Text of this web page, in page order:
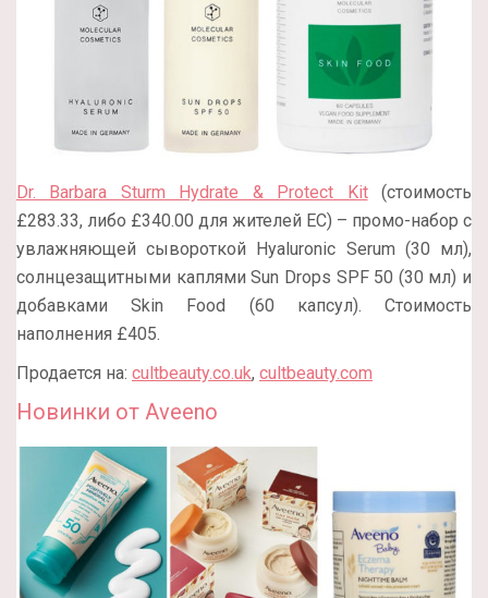
Dr. Barbara Sturm Hydrate & Protect Kit(стоимость
£283.33, либо £340.00 для жителей ЕС) – промо-набор с
увлажняющей сывороткой Hyaluronic Serum (30 мл),
солнцезащитными каплями Sun Drops SPF 50 (30 мл) и
добавками Skin Food (60 капсул). Стоимость
наполнения £405.
Продается на: cultbeauty.co.uk, cultbeauty.com
Новинки от Aveeno